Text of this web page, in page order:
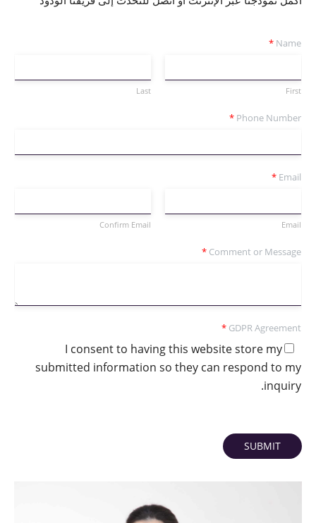
Name
*
First
Last
Phone Number
*
Email
*
Email
Confirm Email
Comment or Message
*
GDPR Agreement
*
I consent to having this website store my
submitted information so they can respond to my
inquiry.
SUBMIT